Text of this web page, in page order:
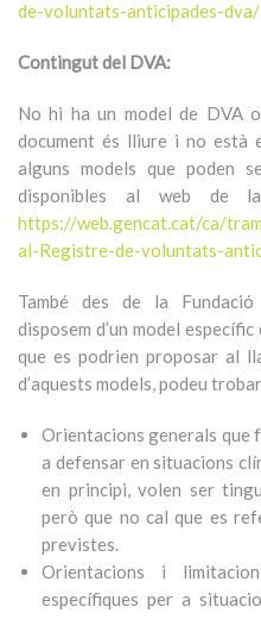
de-voluntats-anticipades-dva/
Contingut del DVA:
No hi ha un model de DVA
document és lliure i no està
alguns models que poden
disponibles al web de
https://web.gencat.cat/ca/
al-Registre-de-voluntats-
També des de la Fundació
disposem d’un model
que es podrien proposar al
d’aquests models, podeu
Orientacions generals que
a defensar en situacions
en principi, volen ser
però que no cal que es
previstes.
Orientacions i
específiques per a